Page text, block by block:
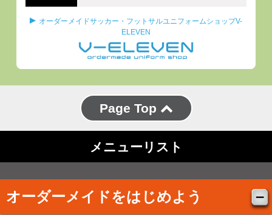
オーダーメイドサッカー・フットサルユニフォームショップV-
ELEVEN
Page Top
メニューリスト
オーダーメイドをはじめよう